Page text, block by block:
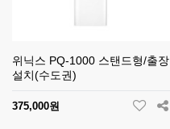
위닉스 PQ-1000 스탠드형/출장
설치(수도권)
375,000원